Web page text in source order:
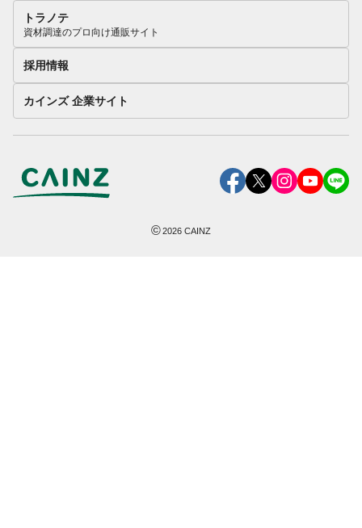
トラノテ
資材調達のプロ向け通販サイト
採用情報
カインズ 企業サイト
©2026 CAINZ